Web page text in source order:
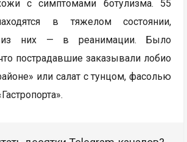
с симптомами ботулизма. 55
в тяжелом состоянии,
из них — в реанимации. Было
пострадавшие заказывали лобио
или салат с тунцом, фасолью